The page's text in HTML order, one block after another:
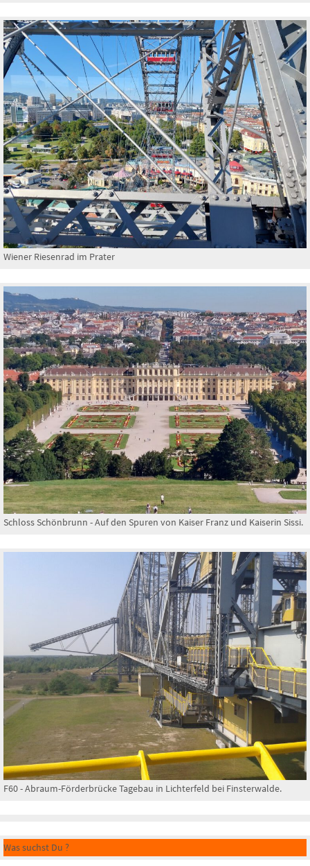
Wiener Riesenrad im Prater
Schloss Schönbrunn - Auf den Spuren von Kaiser Franz und Kaiserin Sissi.
F60 - Abraum-Förderbrücke Tagebau in Lichterfeld bei Finsterwalde.
Was suchst Du ?